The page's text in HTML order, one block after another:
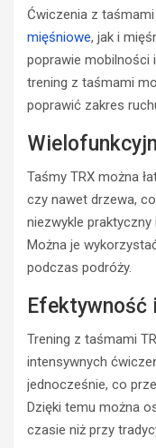
Ćwiczenia z
mięśniowe, jak i
poprawie mobilności
trening z taśmami
poprawić zakres
Taśmy TRX można
czy nawet drzewa,
niezwykle
Można je
podczas podróży.
Efektywność
Trening z taśmami
intensywnych
jednocześnie, co
Dzięki temu można
czasie niż przy